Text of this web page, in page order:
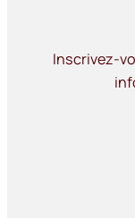
Inscrivez-